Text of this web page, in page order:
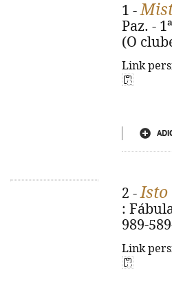
1 -
Paz. -
(O
Link
2 -Isto
:
989-
Link